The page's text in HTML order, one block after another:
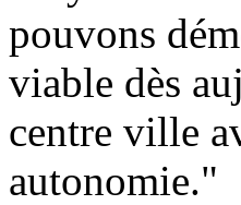
pouvons
viable dès
centre ville
autonomie."